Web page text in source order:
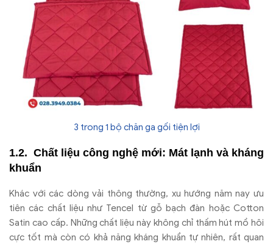
3 trong 1 bộ chăn ga gối tiện lợi
Chất liệu công nghệ mới: Mát lạnh và kháng
khuẩn
Khác với các dòng vải thông thường, xu hướng năm nay ưu
tiên các chất liệu như Tencel từ gỗ bạch đàn hoặc Cotton
Satin cao cấp. Những chất liệu này không chỉ thấm hút mồ hôi
cực tốt mà còn có khả năng kháng khuẩn tự nhiên, rất quan